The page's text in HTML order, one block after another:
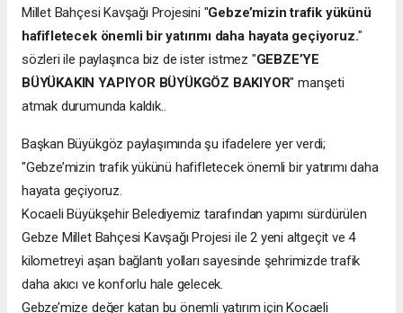
Millet Bahçesi Kavşağı Projesini "Gebze’mizin trafik yükünü
hafifletecek önemli bir yatırımı daha hayata geçiyoruz."
sözleri ile paylaşınca biz de ister istmez "GEBZE’YE
BÜYÜKAKIN YAPIYOR BÜYÜKGÖZ BAKIYOR" manşeti
atmak durumunda kaldık..
Başkan Büyükgöz paylaşımında şu ifadelere yer verdi;
"Gebze’mizin trafik yükünü hafifletecek önemli bir yatırımı daha
hayata geçiyoruz.
Kocaeli Büyükşehir Belediyemiz tarafından yapımı sürdürülen
Gebze Millet Bahçesi Kavşağı Projesi ile 2 yeni altgeçit ve 4
kilometreyi aşan bağlantı yolları sayesinde şehrimizde trafik
daha akıcı ve konforlu hale gelecek.
Gebze’mize değer katan bu önemli yatırım için Kocaeli